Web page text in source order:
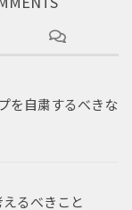
を自粛するべきな
るべきこと